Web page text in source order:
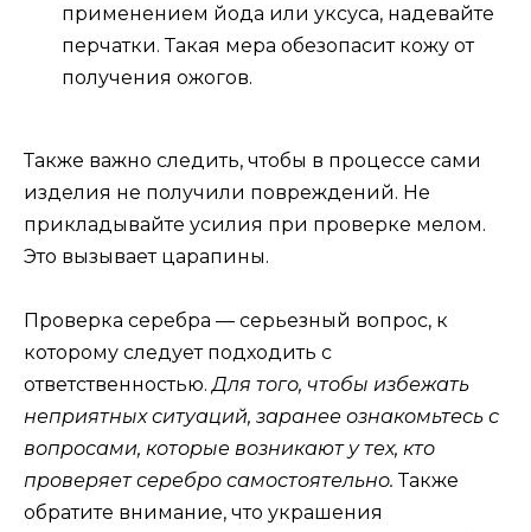
применением йода или уксуса, надевайте
перчатки. Такая мера обезопасит кожу от
получения ожогов.
Также важно следить, чтобы в процессе сами
изделия не получили повреждений. Не
прикладывайте усилия при проверке мелом.
Это вызывает царапины.
Проверка серебра — серьезный вопрос, к
которому следует подходить с
ответственностью.Для того, чтобы избежать
неприятных ситуаций, заранее ознакомьтесь с
вопросами, которые возникают у тех, кто
проверяет серебро самостоятельно. Также
обратите внимание, что украшения